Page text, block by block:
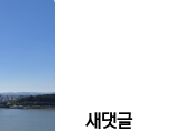
새댓글